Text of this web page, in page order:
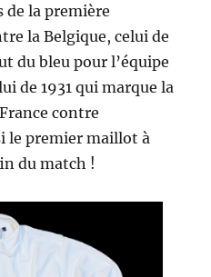
la première
la Belgique, celui de
du bleu pour l’équipe
de 1931 qui marque la
contre
le premier maillot à
du match !